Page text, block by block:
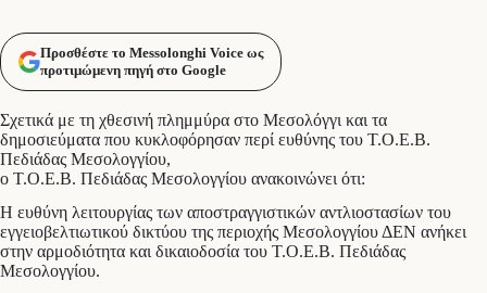
Προσθέστε το Messolonghi Voice ως
προτιμώμενη πηγή στο Google
Σχετικά με τη χθεσινή πλημμύρα στο Μεσολόγγι και τα
δημοσιεύματα που κυκλοφόρησαν περί ευθύνης του Τ.Ο.Ε.Β.
Πεδιάδας Μεσολογγίου,
ο Τ.Ο.Ε.Β. Πεδιάδας Μεσολογγίου ανακοινώνει ότι:
Η ευθύνη λειτουργίας των αποστραγγιστικών αντλιοστασίων του
εγγειοβελτιωτικού δικτύου της περιοχής Μεσολογγίου ΔΕΝ ανήκει
στην αρμοδιότητα και δικαιοδοσία του Τ.Ο.Ε.Β. Πεδιάδας
Μεσολογγίου.